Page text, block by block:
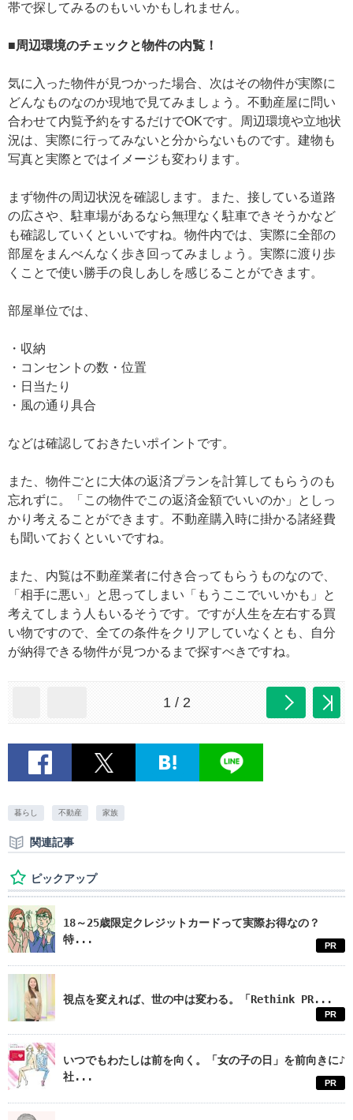
帯で探してみるのもいいかもしれません。
■周辺環境のチェックと物件の内覧！
気に入った物件が見つかった場合、次はその物件が実際に
どんなものなのか現地で見てみましょう。不動産屋に問い
合わせて内覧予約をするだけでOKです。周辺環境や立地状
況は、実際に行ってみないと分からないものです。建物も
写真と実際とではイメージも変わります。
まず物件の周辺状況を確認します。また、接している道路
の広さや、駐車場があるなら無理なく駐車できそうかなど
も確認していくといいですね。物件内では、実際に全部の
部屋をまんべんなく歩き回ってみましょう。実際に渡り歩
くことで使い勝手の良しあしを感じることができます。
部屋単位では、
・収納
・コンセントの数・位置
・日当たり
・風の通り具合
などは確認しておきたいポイントです。
また、物件ごとに大体の返済プランを計算してもらうのも
忘れずに。「この物件でこの返済金額でいいのか」としっ
かり考えることができます。不動産購入時に掛かる諸経費
も聞いておくといいですね。
また、内覧は不動産業者に付き合ってもらうものなので、
「相手に悪い」と思ってしまい「もうここでいいかも」と
考えてしまう人もいるそうです。ですが人生を左右する買
い物ですので、全ての条件をクリアしていなくとも、自分
が納得できる物件が見つかるまで探すべきですね。
1 / 2
暮らし 不動産 家族
関連記事
ピックアップ
18～25歳限定クレジットカードって実際お得なの？
特...
PR
視点を変えれば、世の中は変わる。「Rethink PR...
PR
いつでもわたしは前を向く。「女の子の日」を前向きに♪
社...
PR